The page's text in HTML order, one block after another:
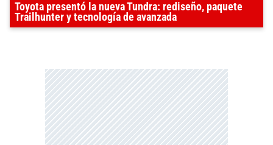
Toyota presentó la nueva Tundra: rediseño, paquete
Trailhunter y tecnología de avanzada